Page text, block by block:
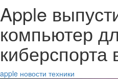
Apple
компьютер
киберспорта
apple новости техники